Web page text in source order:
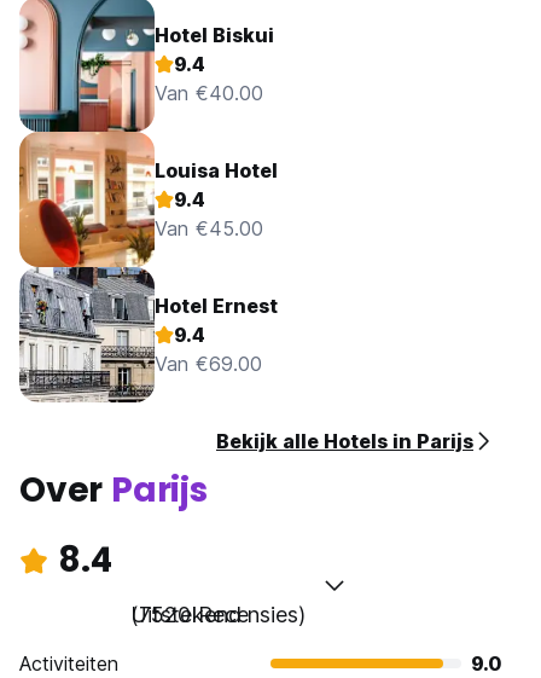
Hotel Biskui
9.4
Van €40.00
Louisa Hotel
9.4
Van €45.00
Hotel Ernest
9.4
Van €69.00
Bekijk alle Hotels in Parijs
Over Parijs
8.4
Uitstekend
(7520 Recensies)
Activiteiten
9.0